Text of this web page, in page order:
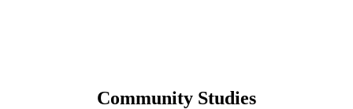
Community Studies